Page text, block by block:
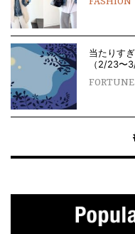
当たりす
（2/23〜
FORTUNE